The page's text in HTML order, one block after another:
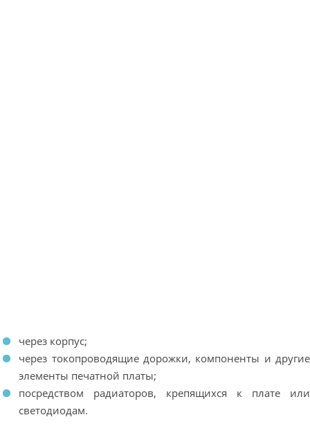
через корпус;
через токопроводящие дорожки, компоненты и другие
элементы печатной платы;
посредством радиаторов, крепящихся к плате или
светодиодам.